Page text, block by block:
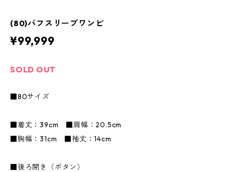
(80)パフスリーブワンピ
¥99,999
SOLD OUT
■80サイズ
■着丈：39cm ■肩幅：20.5cm
■胸幅：31cm ■袖丈：14cm
■後ろ開き（ボタン）